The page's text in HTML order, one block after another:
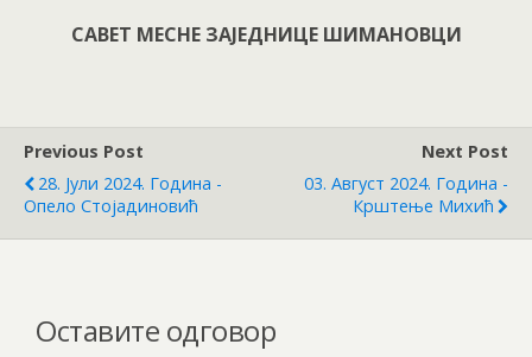
САВЕТ МЕСНЕ ЗАЈЕДНИЦЕ ШИМАНОВЦИ
Previous Post
28. Јули 2024. Година -
Опело Стојадиновић
Next Post
03. Август 2024. Година -
Крштење Михић
Оставите одговор